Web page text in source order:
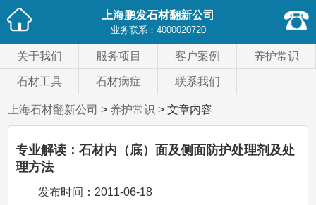
上海鹏发石材翻新公司
业务联系： 4000020720
关于我们 服务项目 客户案例 养护常识
石材工具 石材病症 联系我们
上海石材翻新公司 > 养护常识 > 文章内容
专业解读：石材内（底）面及侧面防护处理剂及处
理方法
发布时间： 2011-06-18